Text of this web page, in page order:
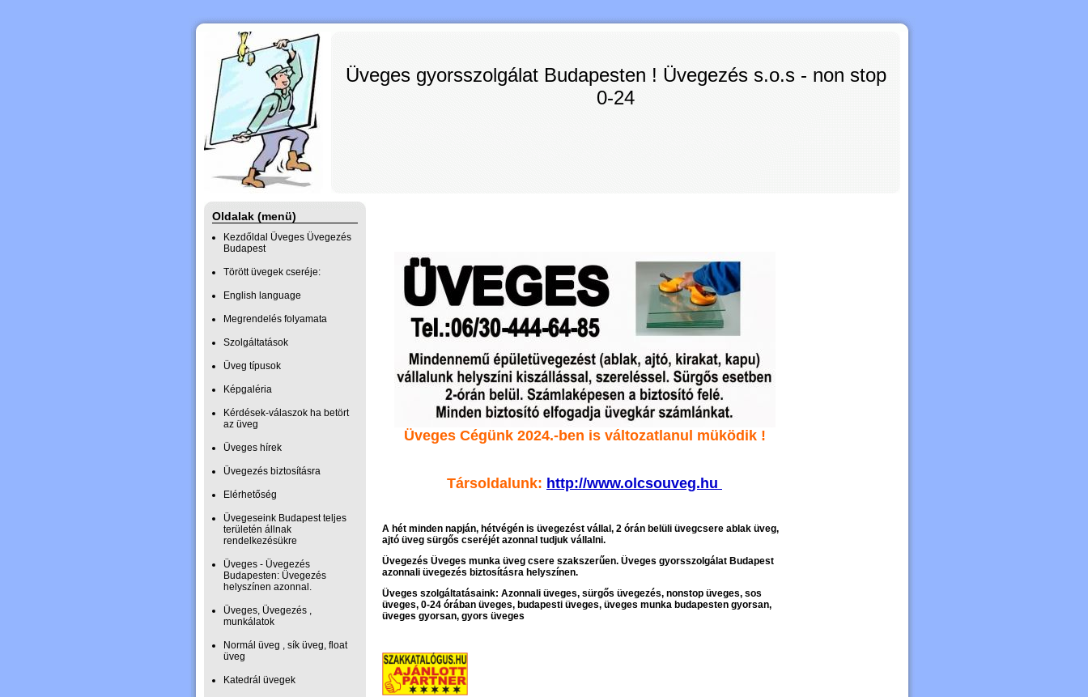
Üveges gyorsszolgálat Budapesten ! Üvegezés s.o.s - non stop
0-24
Oldalak (menü)
Kezdőldal Üveges Üvegezés
Budapest
Törött üvegek cseréje:
English language
Megrendelés folyamata
Szolgáltatások
Üveg típusok
Képgaléria
Kérdések-válaszok ha betört
az üveg
Üveges hírek
Üvegezés biztosításra
Elérhetőség
Üvegeseink Budapest teljes
területén állnak
rendelkezésükre
Üveges - Üvegezés
Budapesten: Üvegezés
helyszínen azonnal.
Üveges, Üvegezés ,
munkálatok
Normál üveg , sík üveg, float
üveg
Katedrál üvegek
Üveges Cégünk 2024.-ben is változatlanul müködik !
Társoldalunk: http://www.olcsouveg.hu
A hét minden napján, hétvégén is üvegezést vállal, 2 órán belüli üvegcsere ablak üveg,
ajtó üveg sürgős cseréjét azonnal tudjuk vállalni.
Üvegezés Üveges munka üveg csere szakszerűen. Üveges gyorsszolgálat Budapest
azonnali üvegezés biztosításra helyszínen.
Üveges szolgáltatásaink: Azonnali üveges, sürgős üvegezés, nonstop üveges, sos
üveges, 0-24 órában üveges, budapesti üveges, üveges munka budapesten gyorsan,
üveges gyorsan, gyors üveges